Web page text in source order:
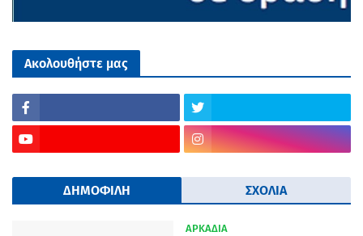
Ακολουθήστε μας
ΔΗΜΟΦΙΛΗ ΣΧΟΛΙΑ
ΑΡΚΑΔΙΑ